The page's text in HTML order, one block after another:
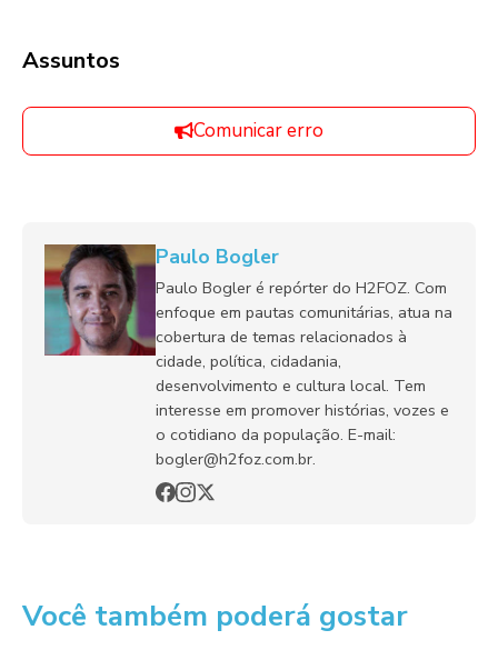
Assuntos
Comunicar erro
Paulo Bogler
Paulo Bogler é repórter do H2FOZ. Com
enfoque em pautas comunitárias, atua na
cobertura de temas relacionados à
cidade, política, cidadania,
desenvolvimento e cultura local. Tem
interesse em promover histórias, vozes e
o cotidiano da população. E-mail:
bogler@h2foz.com.br.
Você também poderá gostar